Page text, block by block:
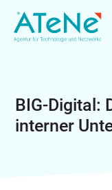
BIG-Digital:
interner